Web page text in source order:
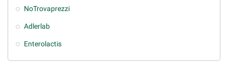
NoTrovaprezzi
Adlerlab
Enterolactis